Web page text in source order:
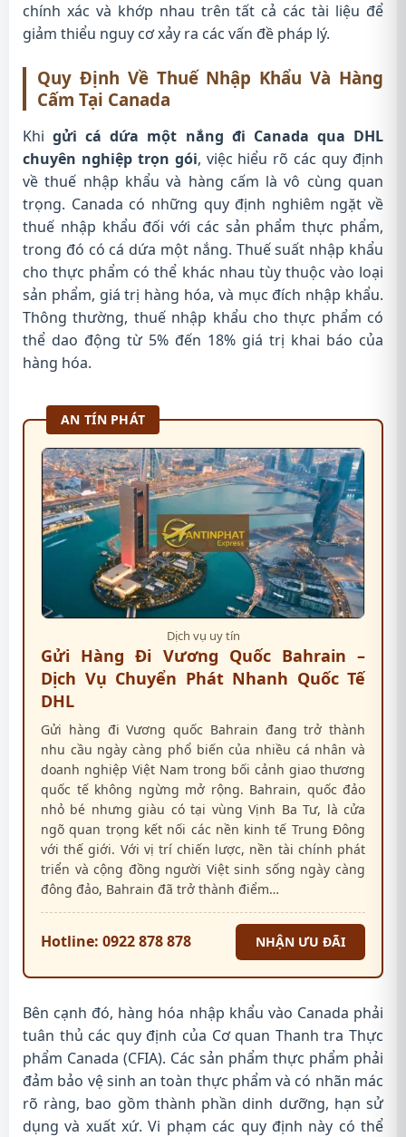
chính xác và khớp nhau trên tất cả các tài liệu để
giảm thiểu nguy cơ xảy ra các vấn đề pháp lý.
Quy Định Về Thuế Nhập Khẩu Và Hàng
Cấm Tại Canada
Khigửi cá dứa một nắng đi Canada qua DHL
chuyên nghiệp trọn gói, việc hiểu rõ các quy định
về thuế nhập khẩu và hàng cấm là vô cùng quan
trọng. Canada có những quy định nghiêm ngặt về
thuế nhập khẩu đối với các sản phẩm thực phẩm,
trong đó có cá dứa một nắng. Thuế suất nhập khẩu
cho thực phẩm có thể khác nhau tùy thuộc vào loại
sản phẩm, giá trị hàng hóa, và mục đích nhập khẩu.
Thông thường, thuế nhập khẩu cho thực phẩm có
thể dao động từ 5% đến 18% giá trị khai báo của
hàng hóa.
AN TÍN PHÁT
Dịch vụ uy tín
Gửi Hàng Đi Vương Quốc Bahrain –
Dịch Vụ Chuyển Phát Nhanh Quốc Tế
DHL
Gửi hàng đi Vương quốc Bahrain đang trở thành
nhu cầu ngày càng phổ biến của nhiều cá nhân và
doanh nghiệp Việt Nam trong bối cảnh giao thương
quốc tế không ngừng mở rộng. Bahrain, quốc đảo
nhỏ bé nhưng giàu có tại vùng Vịnh Ba Tư, là cửa
ngõ quan trọng kết nối các nền kinh tế Trung Đông
với thế giới. Với vị trí chiến lược, nền tài chính phát
triển và cộng đồng người Việt sinh sống ngày càng
đông đảo, Bahrain đã trở thành điểm…
Hotline: 0922 878 878 NHẬN ƯU ĐÃI
Bên cạnh đó, hàng hóa nhập khẩu vào Canada phải
tuân thủ các quy định của Cơ quan Thanh tra Thực
phẩm Canada (CFIA). Các sản phẩm thực phẩm phải
đảm bảo vệ sinh an toàn thực phẩm và có nhãn mác
rõ ràng, bao gồm thành phần dinh dưỡng, hạn sử
dụng và xuất xứ. Vi phạm các quy định này có thể